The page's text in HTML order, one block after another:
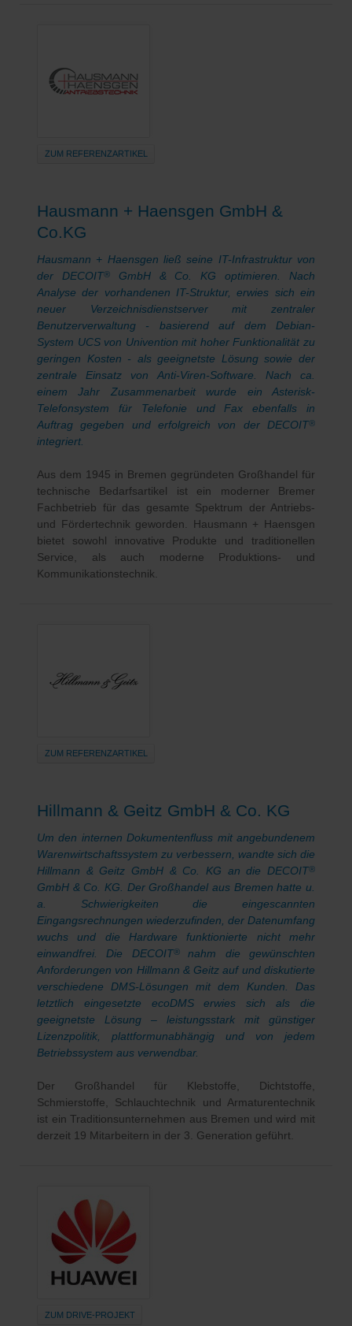
ZUM REFERENZARTIKEL
Hausmann + Haensgen GmbH &
Co.KG
Hausmann + Haensgen ließ seine IT-Infrastruktur von
der DECOIT®GmbH & Co. KG optimieren. Nach
Analyse der vorhandenen IT-Struktur, erwies sich ein
neuer Verzeichnisdienstserver mit zentraler
Benutzerverwaltung - basierend auf dem Debian-
System UCS von Univention mit hoher Funktionalität zu
geringen Kosten - als geeignetste Lösung sowie der
zentrale Einsatz von Anti-Viren-Software. Nach ca.
einem Jahr Zusammenarbeit wurde ein Asterisk-
Telefonsystem für Telefonie und Fax ebenfalls in
Auftrag gegeben und erfolgreich von der DECOIT®
integriert.
Aus dem 1945 in Bremen gegründeten Großhandel für
technische Bedarfsartikel ist ein moderner Bremer
Fachbetrieb für das gesamte Spektrum der Antriebs-
und Fördertechnik geworden. Hausmann + Haensgen
bietet sowohl innovative Produkte und traditionellen
Service, als auch moderne Produktions- und
Kommunikationstechnik.
ZUM REFERENZARTIKEL
Hillmann & Geitz GmbH & Co. KG
Um den internen Dokumentenfluss mit angebundenem
Warenwirtschaftssystem zu verbessern, wandte sich die
Hillmann & Geitz GmbH & Co. KG an die DECOIT®
GmbH & Co. KG. Der Großhandel aus Bremen hatte u.
a. Schwierigkeiten die eingescannten
Eingangsrechnungen wiederzufinden, der Datenumfang
wuchs und die Hardware funktionierte nicht mehr
einwandfrei. Die DECOIT® nahm die gewünschten
Anforderungen von Hillmann & Geitz auf und diskutierte
verschiedene DMS-Lösungen mit dem Kunden. Das
letztlich eingesetzte ecoDMS erwies sich als die
geeignetste Lösung – leistungsstark mit günstiger
Lizenzpolitik, plattformunabhängig und von jedem
Betriebssystem aus verwendbar.
Der Großhandel für Klebstoffe, Dichtstoffe,
Schmierstoffe, Schlauchtechnik und Armaturentechnik
ist ein Traditionsunternehmen aus Bremen und wird mit
derzeit 19 Mitarbeitern in der 3. Generation geführt.
ZUM DRIVE-PROJEKT